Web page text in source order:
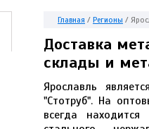
Главная / Регионы /
Доставка
склады и
Ярославль
"Стотруб". На
всегда